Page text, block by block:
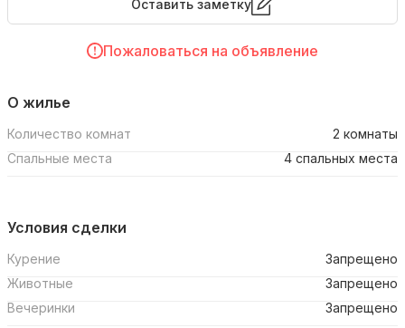
Оставить заметку
Пожаловаться на объявление
О жилье
Количество комнат
2 комнаты
Спальные места
4 спальных места
Условия сделки
Курение
Запрещено
Животные
Запрещено
Вечеринки
Запрещено